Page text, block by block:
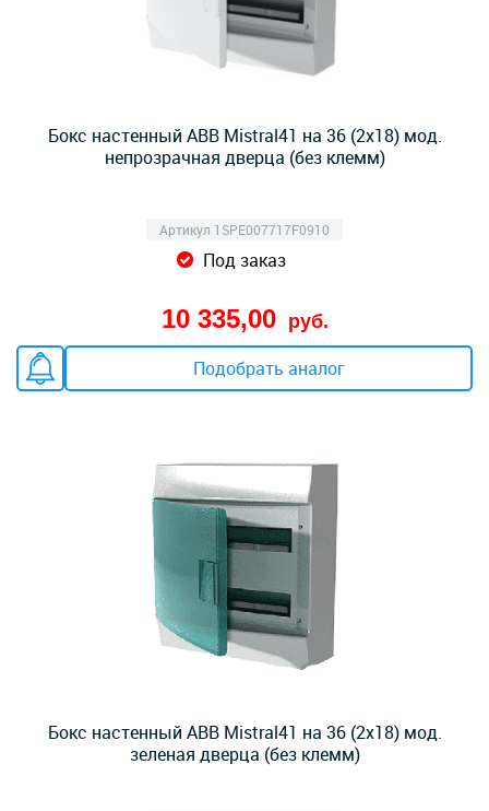
Бокс настенный ABB Mistral41 на 36 (2x18) мод.
непрозрачная дверца (без клемм)
Артикул 1SPE007717F0910
Под заказ
10 335,00 руб.
Подобрать аналог
Бокс настенный ABB Mistral41 на 36 (2x18) мод.
зеленая дверца (без клемм)